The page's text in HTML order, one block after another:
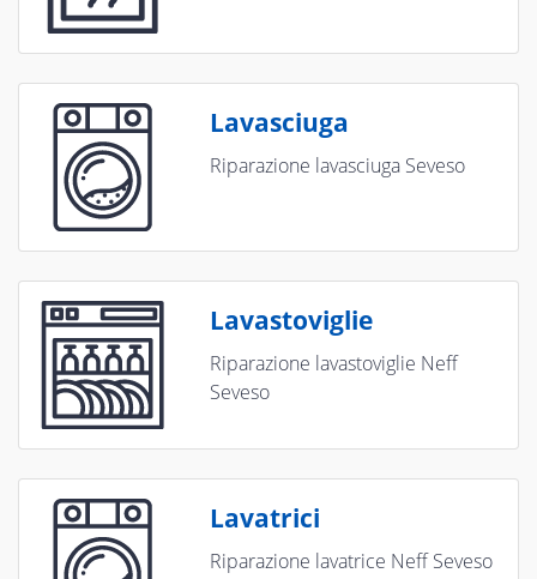
Lavasciuga
Riparazione lavasciuga Seveso
Lavastoviglie
Riparazione lavastoviglie Neff
Seveso
Lavatrici
Riparazione lavatrice Neff Seveso